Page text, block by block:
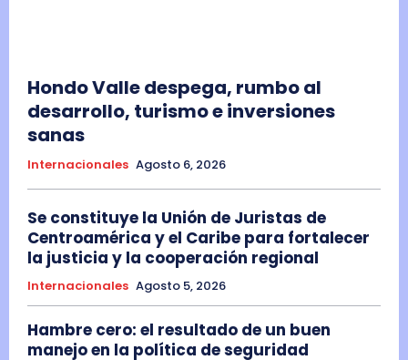
Hondo Valle despega, rumbo al
desarrollo, turismo e inversiones
sanas
Internacionales Agosto 6, 2026
Se constituye la Unión de Juristas de
Centroamérica y el Caribe para fortalecer
la justicia y la cooperación regional
Internacionales Agosto 5, 2026
Hambre cero: el resultado de un buen
manejo en la política de seguridad